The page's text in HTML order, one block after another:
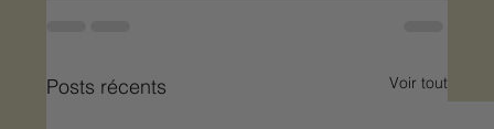
Posts récents Voir tout